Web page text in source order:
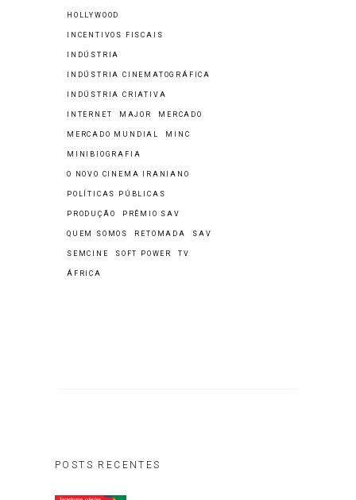
HOLLYWOOD
INCENTIVOS FISCAIS
INDÚSTRIA
INDÚSTRIA CINEMATOGRÁFICA
INDÚSTRIA CRIATIVA
INTERNET MAJOR MERCADO
MERCADO MUNDIAL MINC
MINIBIOGRAFIA
O NOVO CINEMA IRANIANO
POLÍTICAS PÚBLICAS
PRODUÇÃO PRÊMIO SAV
QUEM SOMOS RETOMADA SAV
SEMCINE SOFT POWER TV
ÁFRICA
POSTS RECENTES